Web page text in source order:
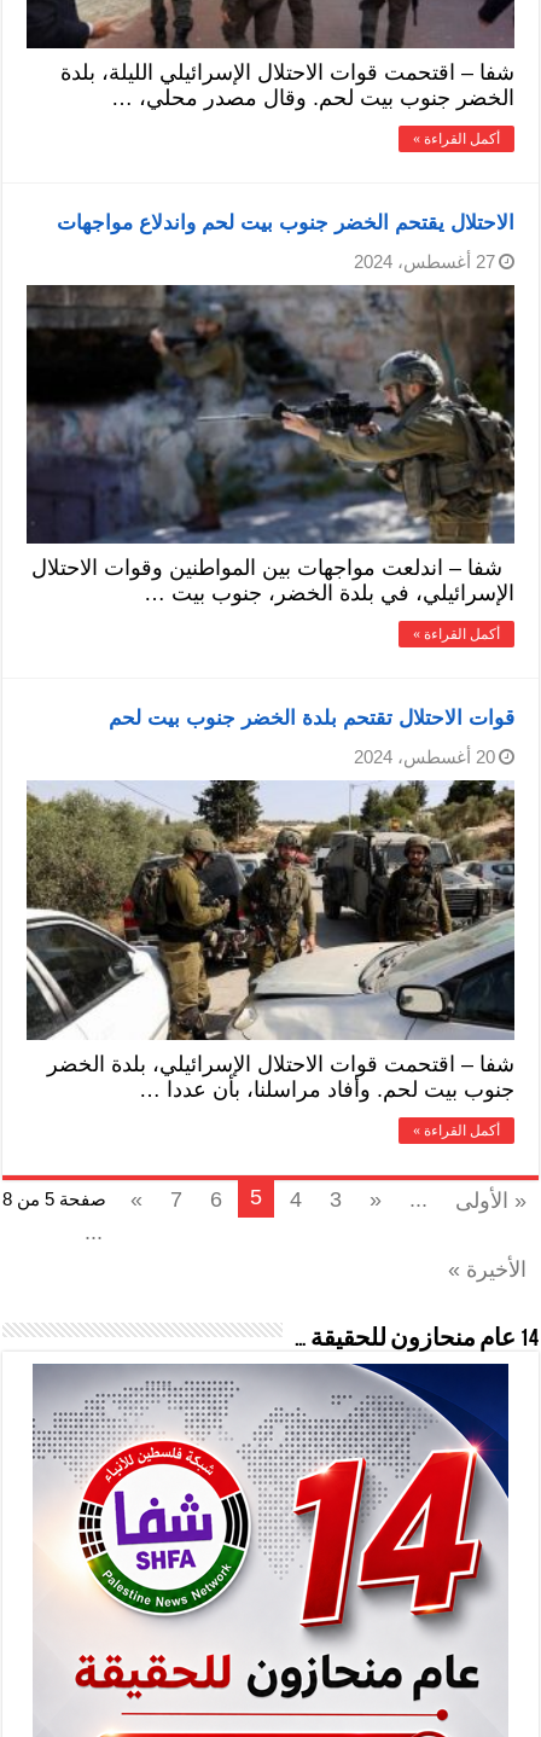
شفا – اقتحمت قوات الاحتلال الإسرائيلي الليلة، بلدة
الخضر جنوب بيت لحم. وقال مصدر محلي، …
أكمل القراءة »
الاحتلال يقتحم الخضر جنوب بيت لحم واندلاع مواجهات
27 أغسطس، 2024
شفا – اندلعت مواجهات بين المواطنين وقوات الاحتلال
الإسرائيلي، في بلدة الخضر، جنوب بيت …
أكمل القراءة »
قوات الاحتلال تقتحم بلدة الخضر جنوب بيت لحم
20 أغسطس، 2024
شفا – اقتحمت قوات الاحتلال الإسرائيلي، بلدة الخضر
جنوب بيت لحم. وأفاد مراسلنا، بأن عددا …
أكمل القراءة »
صفحة 5 من 8 « الأولى ...
«
3
4
5
6
7
»
...
الأخيرة »
14 عام منحازون للحقيقة …